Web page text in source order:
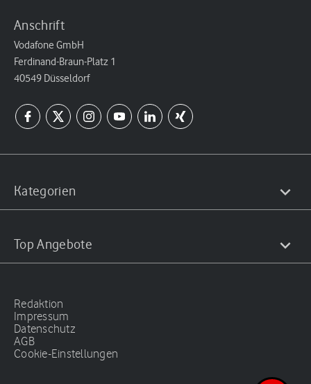
Anschrift
Vodafone GmbH
Ferdinand-Braun-Platz 1
40549 Düsseldorf
Kategorien
Top Angebote
Redaktion
Impressum
Datenschutz
AGB
Cookie-Einstellungen